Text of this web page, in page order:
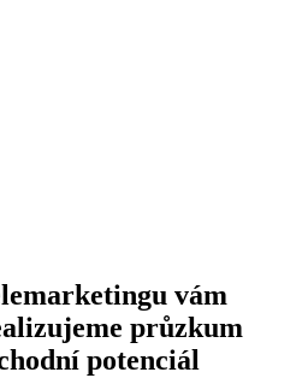
vám
průzkum
potenciál